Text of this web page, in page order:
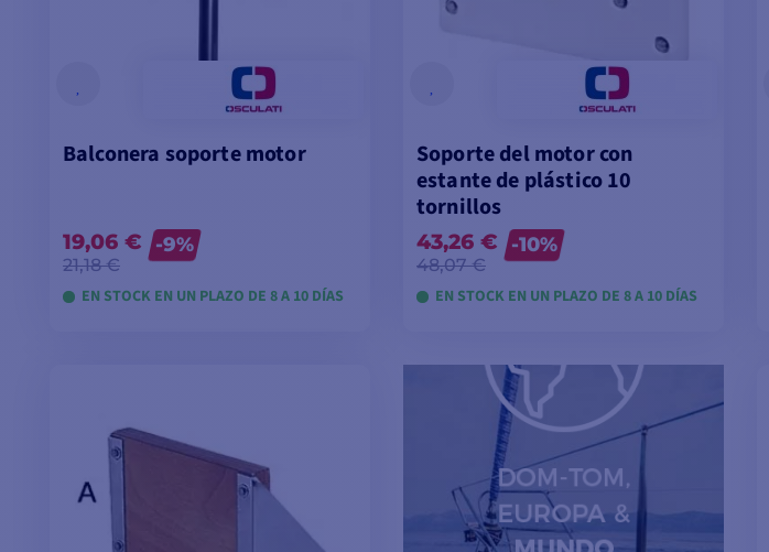
Balconera soporte motor
19,06 €
21,18 €
-9%
EN STOCK EN UN PLAZO DE 8 A 10 DÍAS
Soporte del motor con
estante de plástico 10
tornillos
43,26 €
48,07 €
-10%
EN STOCK EN UN PLAZO DE 8 A 10 DÍAS
VER MODELOS